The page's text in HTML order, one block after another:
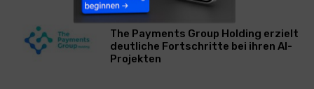
WIRTSCHAFT
The Payments Group Holding erzielt
deutliche Fortschritte bei ihren AI-
Projekten